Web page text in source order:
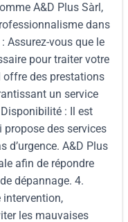
A&D Plus Sàrl,
dans
Assurez-vous que le
pour traiter votre
offre des prestations
un service
: Il est
des services
d’urgence. A&D Plus
afin de répondre
dépannage. 4.
intervention,
les mauvaises